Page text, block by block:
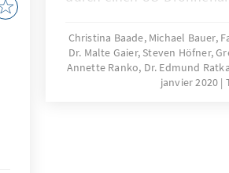
mit dem iranischen
Militärbasen im Irak der
Trumps Verzicht auf
Eskalationsspirale
Christina Baade, Michael Bauer,
Dr. Malte Gaier, Steven Höfner,
Annette Ranko, Dr. Edmund
janvier 2020